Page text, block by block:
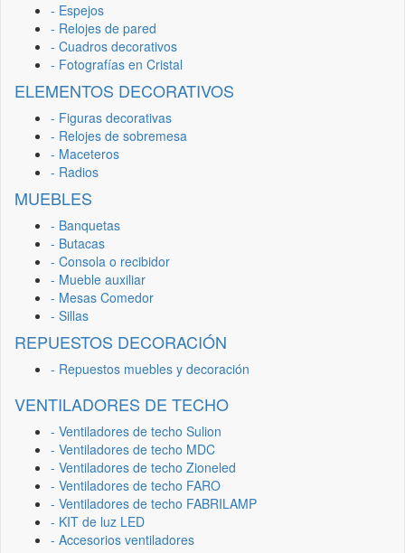
- Espejos
- Relojes de pared
- Cuadros decorativos
- Fotografías en Cristal
ELEMENTOS DECORATIVOS
- Figuras decorativas
- Relojes de sobremesa
- Maceteros
- Radios
MUEBLES
- Banquetas
- Butacas
- Consola o recibidor
- Mueble auxiliar
- Mesas Comedor
- Sillas
REPUESTOS DECORACIÓN
- Repuestos muebles y decoración
VENTILADORES DE TECHO
- Ventiladores de techo Sulion
- Ventiladores de techo MDC
- Ventiladores de techo Zioneled
- Ventiladores de techo FARO
- Ventiladores de techo FABRILAMP
- KIT de luz LED
- Accesorios ventiladores